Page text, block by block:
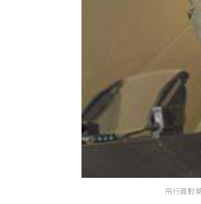
飛行員對